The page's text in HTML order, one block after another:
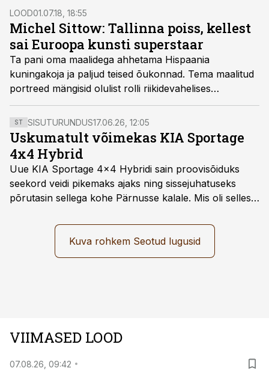
LOOD01.07.18, 18:55
Michel Sittow: Tallinna poiss, kellest
sai Euroopa kunsti superstaar
Ta pani oma maalidega ahhetama Hispaania
kuningakoja ja paljud teised õukonnad. Tema maalitud
portreed mängisid olulist rolli riikidevahelises
diplomaatias ning tema palkamine oli kallim kui
Kolumbuse Ameerika-ekspeditsioon. Tallinnas
sündinud Michel Sittow oli renessansiaja kunstitäht,
kes aga unustati sajandeiks.
ST SISUTURUNDUS17.06.26, 12:05
Uskumatult võimekas KIA Sportage
4x4 Hybrid
Uue KIA Sportage 4x4 Hybridi sain proovisõiduks
seekord veidi pikemaks ajaks ning sissejuhatuseks
põrutasin sellega kohe Pärnusse kalale. Mis oli selles
läbi järgnev lugu.
Kuva rohkem Seotud lugusid
VIIMASED LOOD
07.08.26, 09:42